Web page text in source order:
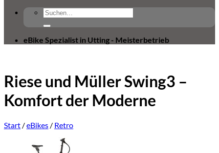
Suchen
nach:
eBike Spezialist in Utting - Meisterbetrieb
Riese und Müller Swing3 –
Komfort der Moderne
Start /eBikes / Retro